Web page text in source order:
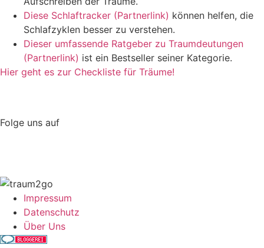
Diese Schlaftracker (Partnerlink) können helfen, die
Schlafzyklen besser zu verstehen.
Dieser umfassende Ratgeber zu Traumdeutungen
(Partnerlink) ist ein Bestseller seiner Kategorie.
Hier geht es zur Checkliste für Träume!
Folge uns auf
Impressum
Datenschutz
Über Uns